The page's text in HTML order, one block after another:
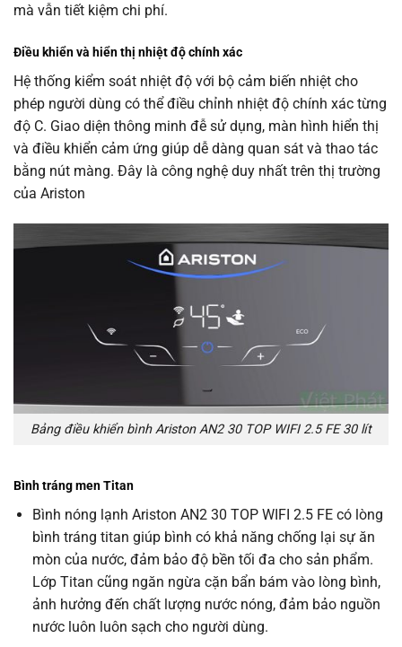
mà vẫn tiết kiệm chi phí.
Điều khiển và hiển thị nhiệt độ chính xác
Hệ thống kiểm soát nhiệt độ với bộ cảm biến nhiệt cho
phép người dùng có thể điều chỉnh nhiệt độ chính xác từng
độ C. Giao diện thông minh đễ sử dụng, màn hình hiển thị
và điều khiển cảm ứng giúp dễ dàng quan sát và thao tác
bằng nút màng. Đây là công nghệ duy nhất trên thị trường
của Ariston
Bảng điều khiển bình Ariston AN2 30 TOP WIFI 2.5 FE 30 lít
Bình tráng men Titan
Bình nóng lạnh Ariston AN2 30 TOP WIFI 2.5 FE có lòng
bình tráng titan giúp bình có khả năng chống lại sự ăn
mòn của nước, đảm bảo độ bền tối đa cho sản phẩm.
Lớp Titan cũng ngăn ngừa cặn bẩn bám vào lòng bình,
ảnh hưởng đến chất lượng nước nóng, đảm bảo nguồn
nước luôn luôn sạch cho người dùng.